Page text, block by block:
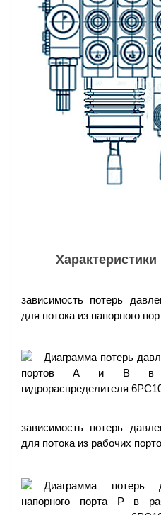
Характеристики
зависимость потерь
для потока из напорного
зависимость потерь
для потока из рабочих